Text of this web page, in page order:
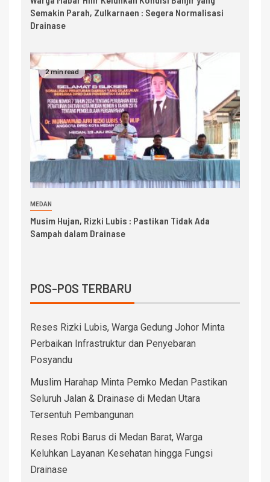
Semakin Parah, Zulkarnaen : Segera Normalisasi
Drainase
2 min read
MEDAN
Musim Hujan, Rizki Lubis : Pastikan Tidak Ada
Sampah dalam Drainase
POS-POS TERBARU
Reses Rizki Lubis, Warga Gedung Johor Minta
Perbaikan Infrastruktur dan Penyebaran
Posyandu
Muslim Harahap Minta Pemko Medan Pastikan
Seluruh Jalan & Drainase di Medan Utara
Tersentuh Pembangunan
Reses Robi Barus di Medan Barat, Warga
Keluhkan Layanan Kesehatan hingga Fungsi
Drainase